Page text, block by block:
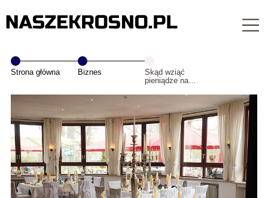
Strona główna Biznes
Skąd wziąć
pieniądze na